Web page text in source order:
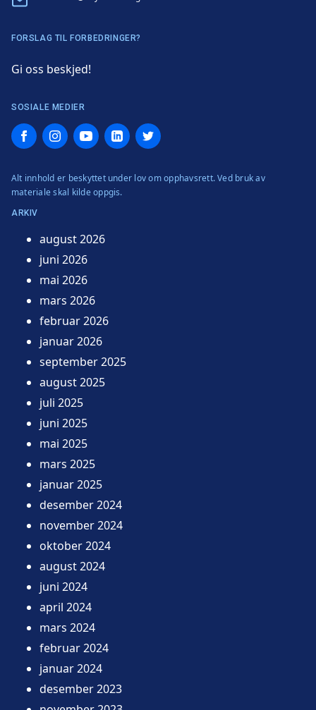
FORSLAG TIL FORBEDRINGER?
Gi oss beskjed!
SOSIALE MEDIER
FacebookInstagramYouTubeLinkedInTwitter
Alt innhold er beskyttet under lov om opphavsrett. Ved bruk av
materiale skal kilde oppgis.
ARKIV
august 2026
juni 2026
mai 2026
mars 2026
februar 2026
januar 2026
september 2025
august 2025
juli 2025
juni 2025
mai 2025
mars 2025
januar 2025
desember 2024
november 2024
oktober 2024
august 2024
juni 2024
april 2024
mars 2024
februar 2024
januar 2024
desember 2023